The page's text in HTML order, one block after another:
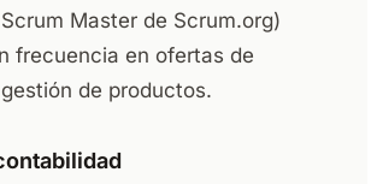
Master de Scrum.org)
frecuencia en ofertas de
de productos.